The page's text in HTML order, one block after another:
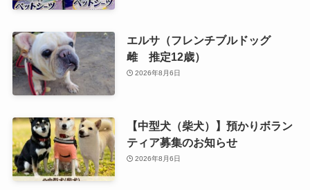
エルサ（フレンチブルドッグ
雌 推定12歳）
2026年8月6日
【中型犬（柴犬）】預かりボラン
ティア募集のお知らせ
2026年8月6日